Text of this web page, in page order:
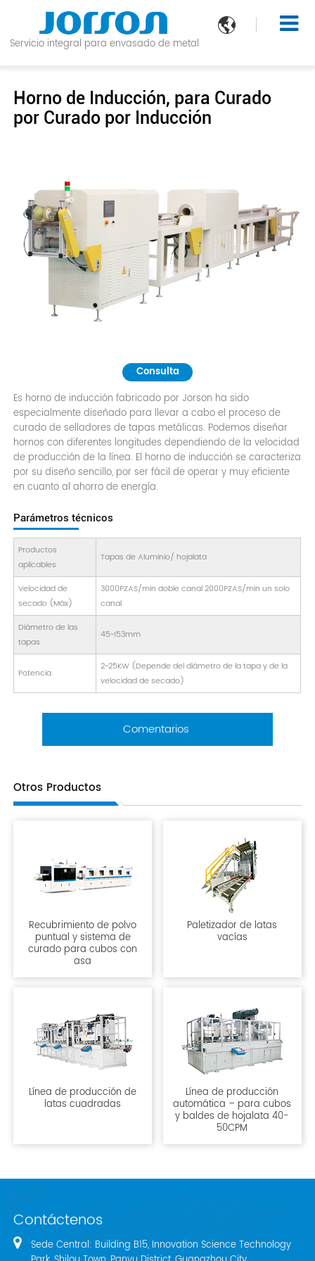

Servicio integral para envasado de metal
Horno de Inducción, para Curado
por Curado por Inducción
Consulta
Es horno de inducción fabricado por Jorson ha sido
especialmente diseñado para llevar a cabo el proceso de
curado de selladores de tapas metálicas. Podemos diseñar
hornos con diferentes longitudes dependiendo de la velocidad
de producción de la línea. El horno de inducción se caracteriza
por su diseño sencillo, por ser fácil de operar y muy eficiente
en cuanto al ahorro de energía.
Parámetros técnicos
Productos
aplicables
Tapas de Aluminio/ hojalata
Velocidad de
secado (Máx)
3000PZAS/min doble canal 2000PZAS/min un solo
canal
Diámetro de las
tapas
45~153mm
Potencia
2~25KW (Depende del diámetro de la tapa y de la
velocidad de secado)
Comentarios
Otros Productos
Recubrimiento de polvo
puntual y sistema de
curado para cubos con
asa
Paletizador de latas
vacías
Línea de producción de
latas cuadradas
Línea de producción
automática – para cubos
y baldes de hojalata 40-
50CPM
Contáctenos
Sede Central: Building B15, Innovation Science Technology